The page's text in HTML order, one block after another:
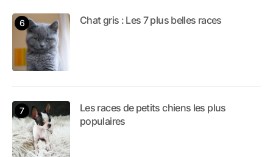
Chat gris : Les 7 plus belles races
Les races de petits chiens les plus
populaires